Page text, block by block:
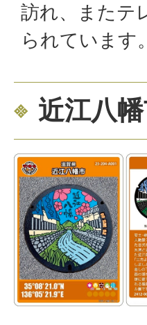
訪れ、またテ
られています。
近江八